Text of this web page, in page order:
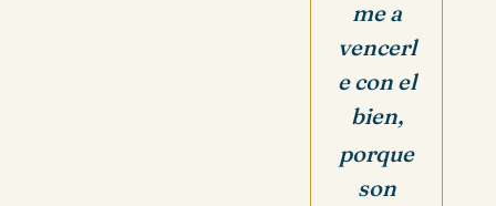
me a
vencerl
e con el
bien,
porque
son